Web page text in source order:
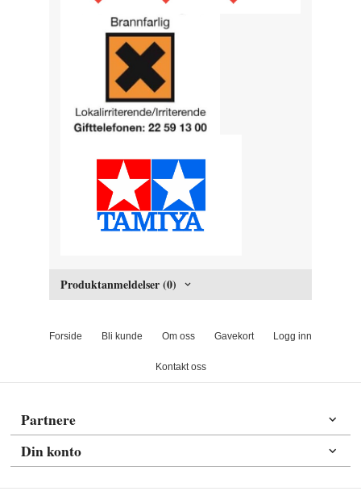
Produktanmeldelser (0)
Forside Bli kunde Om oss Gavekort Logg inn
Kontakt oss
Partnere
Din konto